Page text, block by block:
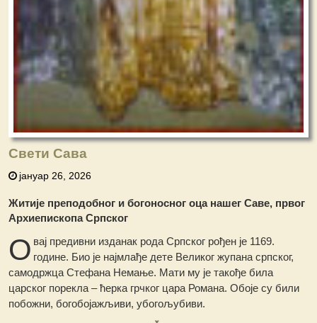
Свети Сава
јануар 26, 2026
Житије преподобног и богоносног оца нашег Саве, првог
Архиепископа Српског
О вај предивни изданак рода Српског рођен је 1169.
године. Био је најмлађе дете Великог жупана српског,
самодржца Стефана Немање. Мати му је такође била
царског порекла – ћерка грчког цара Романа. Обоје су били
побожни, богобојажљиви, убогољубиви.